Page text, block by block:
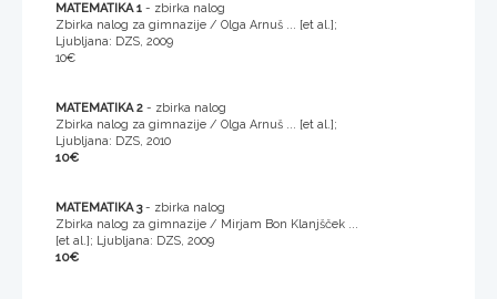
MATEMATIKA 1 - zbirka nalog
Zbirka nalog za gimnazije / Olga Arnuš ... [et al.];
Ljubljana: DZS, 2009
10€
MATEMATIKA 2 - zbirka nalog
Zbirka nalog za gimnazije / Olga Arnuš ... [et al.];
Ljubljana: DZS, 2010
10€
MATEMATIKA 3- zbirka nalog
Zbirka nalog za gimnazije / Mirjam Bon Klanjšček ...
[et al.]; Ljubljana: DZS, 2009
10€